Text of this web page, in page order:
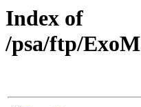
Index of
/psa/ftp/